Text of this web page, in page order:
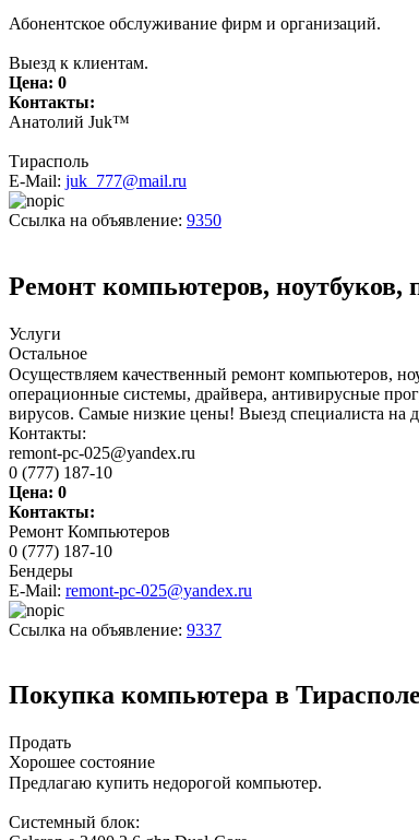
Абонентское обслуживание фирм и организаций.
Выезд к клиентам.
Цена: 0
Контакты:
Анатолий Juk™
Тирасполь
E-Mail: juk_777@mail.ru
Ссылка на объявление: 9350
Ремонт компьютеров, ноутбуков,
Услуги
Остальное
Осуществляем качественный ремонт компьютеров,
операционные системы, драйвера, антивирусные
вирусов. Самые низкие цены! Выезд специалиста
Контакты:
remont-pc-025@yandex.ru
0 (777) 187-10
Цена: 0
Контакты:
Ремонт Компьютеров
0 (777) 187-10
Бендеры
E-Mail: remont-pc-025@yandex.ru
Ссылка на объявление: 9337
Покупка компьютера в Тирасполе
Продать
Хорошее состояние
Предлагаю купить недорогой компьютер.
Системный блок: